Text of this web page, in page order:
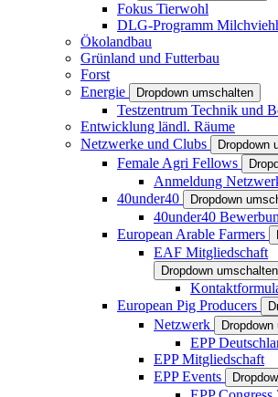
Fokus Tierwohl
DLG-Programm
Ökolandbau
Grünland und Futterbau
Forst
Energie
Dropdown umschalten
Testzentrum Technik und
Entwicklung ländl. Räume
Netzwerke und Clubs
Dropdown
Female Agri Fellows
Anmeldung
40under40
Dropdown
40under40
European Arable Farmers
EAF Mitgliedschaft
Dropdown umschalten
European Pig Producers
Netzwerk
EPP
EPP Mitgliedschaft
EPP Events